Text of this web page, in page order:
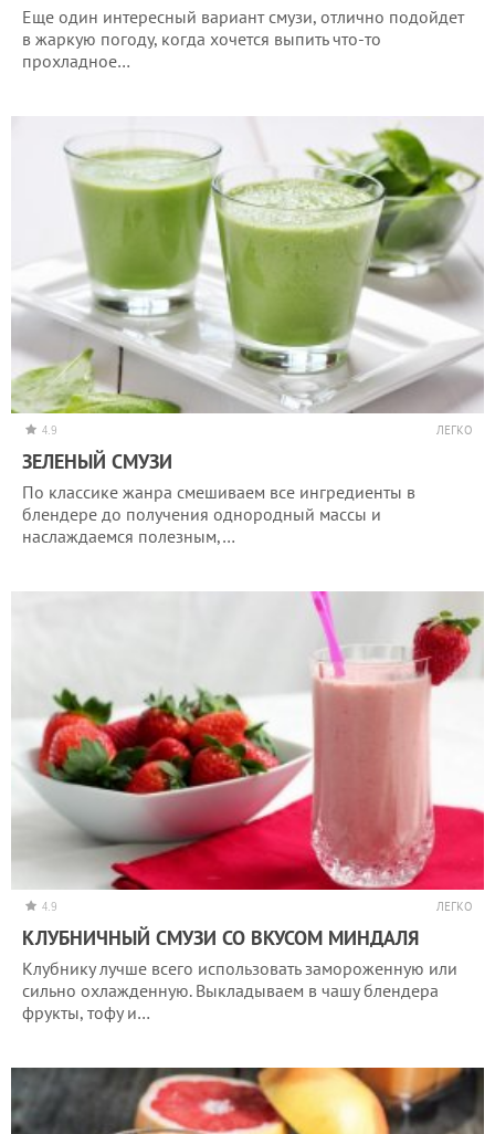
Еще один интересный вариант смузи, отлично подойдет
в жаркую погоду, когда хочется выпить что-то
прохладное…
4.9 ЛЕГКО
ЗЕЛЕНЫЙ СМУЗИ
По классике жанра смешиваем все ингредиенты в
блендере до получения однородный массы и
наслаждаемся полезным,…
4.9 ЛЕГКО
КЛУБНИЧНЫЙ СМУЗИ СО ВКУСОМ МИНДАЛЯ
Клубнику лучше всего использовать замороженную или
сильно охлажденную. Выкладываем в чашу блендера
фрукты, тофу и…